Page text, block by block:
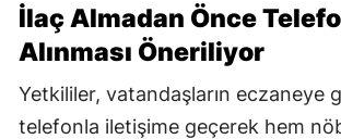
İlaç Almadan Önce
Alınması Öneriliyor
Yetkililer, vatandaşların eczaneye
telefonla iletişime geçerek hem